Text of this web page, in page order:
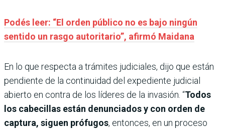
Podés leer: “El orden público no es bajo ningún
sentido un rasgo autoritario”, afirmó Maidana
En lo que respecta a trámites judiciales, dijo que están
pendiente de la continuidad del expediente judicial
abierto en contra de los líderes de la invasión. “Todos
los cabecillas están denunciados y con orden de
captura, siguen prófugos, entonces, en un proceso